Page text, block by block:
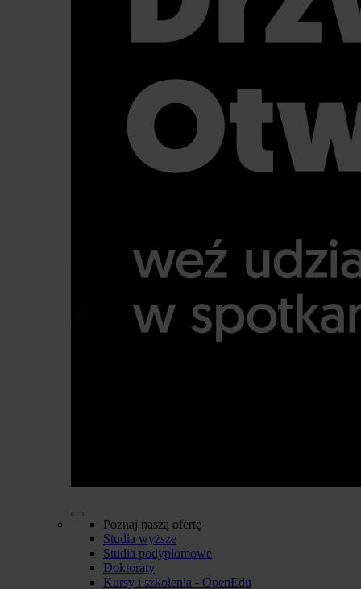
Poznaj naszą ofertę
Studia wyższe
Studia podyplomowe
Doktoraty
Kursy i szkolenia - OpenEdu